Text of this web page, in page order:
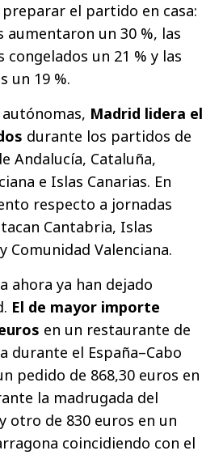
el partido en casa:
aumentaron un 30 %, las
congelados un 21 % y las
un 19 %.
Madrid lidera el
durante los partidos de
Andalucía, Cataluña,
e Islas Canarias. En
respecto a jornadas
Cantabria, Islas
Comunidad Valenciana.
ahora ya han dejado
El de mayor importe
en un restaurante de
durante el España–Cabo
pedido de 868,30 euros en
la madrugada del
otro de 830 euros en un
coincidiendo con el